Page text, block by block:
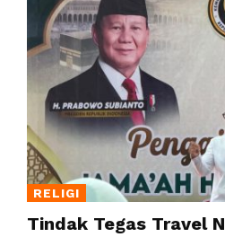
RELIGI
Tindak Tegas Travel